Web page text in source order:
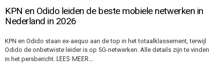
KPN en Odido leiden de beste mobiele netwerken in
Nederland in 2026
KPN en Odido staan ex-aequo aan de top in het totaalklassement, terwijl
Odido de onbetwiste leider is op 5G-netwerken. Alle details zijn te vinden
in het persbericht. LEES MEER…